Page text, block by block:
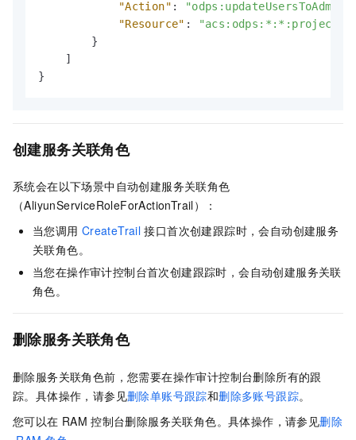
"Action" : "odps:updateUsersToAdmin"
"Resource" :
}
]
}
创建服务关联角色
系统会在以下场景中自动创建服务关联角色
（AliyunServiceRoleForActionTrail）：
当您调用 CreateTrail 接口首次创建跟踪时，会自动创建服务
关联角色。
当您在操作审计控制台首次创建跟踪时，会自动创建服务关联
角色。
删除服务关联角色
删除服务关联角色前，您需要在操作审计控制台删除所有的跟
踪。具体操作，请参见删除单账号跟踪和删除多账号跟踪。
您可以在 RAM 控制台删除服务关联角色。具体操作，请参见删除